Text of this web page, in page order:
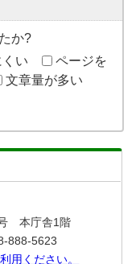
か?
い
ページを
文章量が多い
本庁舎1階
888-5623
用ください。